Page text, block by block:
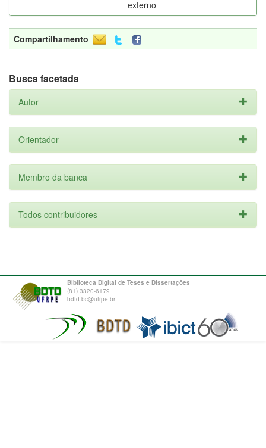
externo
Compartilhamento
Busca facetada
Autor
Orientador
Membro da banca
Todos contribuidores
Biblioteca Digital de Teses e Dissertações
(81) 3320-6179
bdtd.bc@ufrpe.br